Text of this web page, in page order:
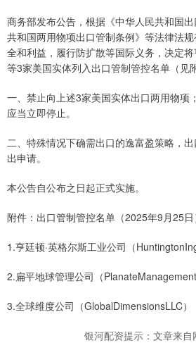
商务部发布公告，根据《中华人民共和国
共和国两用物项出口管制条例》等法律法
全和利益，履行防扩散等国际义务，决定
等3家美国实体列入出口管制管控名单（见
一、禁止向上述3家美国实体出口两用物项
应当立即停止。
二、特殊情况下确需出口的逸富盈策略，
出申请。
本公告自公布之日起正式实施。
附件：出口管制管控名单（2025年9月25日
1.亨廷顿·英格尔斯工业公司（
2.扁平地球管理公司（
3.全球维度公司（GlobalDimensionsLLC）
银河配资提示：文章来自